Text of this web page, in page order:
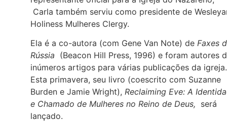
Carla também serviu como presidente de
Holiness Mulheres Clergy.
Ela é a co-autora (com Gene Van Note) de Faxes
Rússia (Beacon Hill Press, 1996) e foram autores
inúmeros artigos para várias publicações da igreja.
Esta primavera, seu livro (coescrito com Suzanne
Burden e Jamie Wright), Reclaiming Eve: A
e Chamado de Mulheres no Reino de Deus, será
lançado.